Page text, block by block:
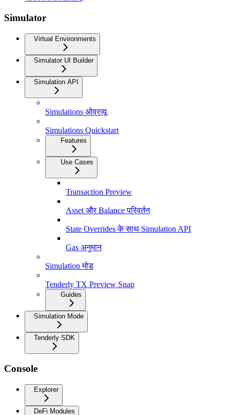
Simulator
Virtual Environments
Simulator UI Builder
Simulation API
Simulations ओवरव्यू
Simulations Quickstart
Features
Use Cases
Transaction Preview
Asset और Balance परिवर्तन
State Overrides के साथ Simulation API
Gas अनुमान
Simulation मोड
Tenderly TX Preview Snap
Guides
Simulation Mode
Tenderly SDK
Console
Explorer
DeFi Modules